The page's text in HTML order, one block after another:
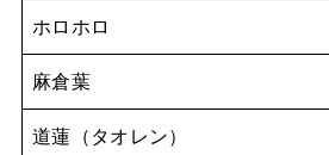
ホロホロ
麻倉葉
道蓮（タオレン）